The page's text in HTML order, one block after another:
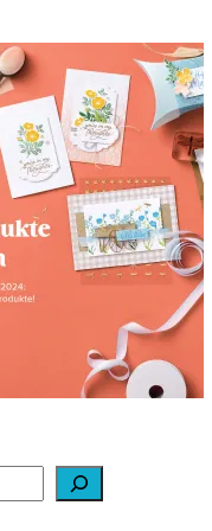
a-bration 2024
Stampin‘ Up!
Februar 2024